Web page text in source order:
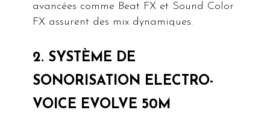
avancées comme Beat FX et Sound Color
FX assurent des mix dynamiques.
2. SYSTÈME DE
SONORISATION ELECTRO-
VOICE EVOLVE 50M